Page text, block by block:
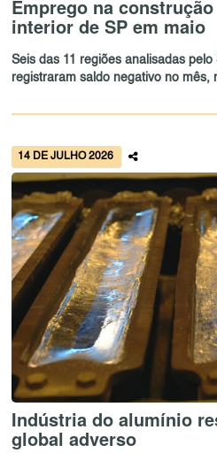
Emprego na
interior de SP em maio
Seis das 11 regiões analisadas
registraram saldo negativo no mês,
14 DE JULHO 2026
Indústria do alumínio
global adverso